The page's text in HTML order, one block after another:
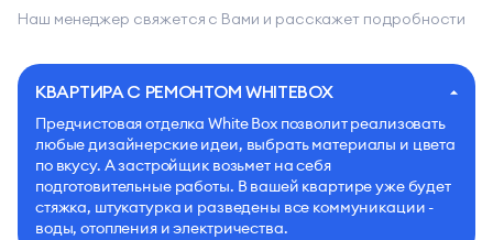
Наш менеджер свяжется с Вами и расскажет подробности
КВАРТИРА С РЕМОНТОМ WHITEBOX
Предчистовая отделка White Box позволит реализовать
любые дизайнерские идеи, выбрать материалы и цвета
по вкусу. А застройщик возьмет на себя
подготовительные работы. В вашей квартире уже будет
стяжка, штукатурка и разведены все коммуникации -
воды, отопления и электричества.